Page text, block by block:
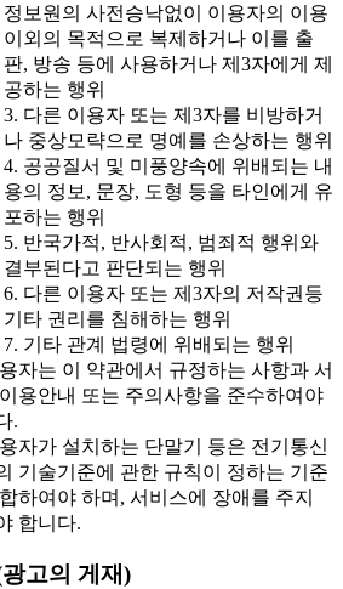
정보원의 사전승낙없이 이용자의 이용
이외의 목적으로 복제하거나 이를 출
판, 방송 등에 사용하거나 제3자에게 제
공하는 행위
3. 다른 이용자 또는 제3자를 비방하거
나 중상모략으로 명예를 손상하는 행위
4. 공공질서 및 미풍양속에 위배되는 내
용의 정보, 문장, 도형 등을 타인에게 유
포하는 행위
5. 반국가적, 반사회적, 범죄적 행위와
결부된다고 판단되는 행위
6. 다른 이용자 또는 제3자의 저작권등
기타 권리를 침해하는 행위
7. 기타 관계 법령에 위배되는 행위
자는 이 약관에서 규정하는 사항과 서
용안내 또는 주의사항을 준수하여야
.
자가 설치하는 단말기 등은 전기통신
기술기준에 관한 규칙이 정하는 기준
하여야 하며, 서비스에 장애를 주지
합니다.
고의 게재)